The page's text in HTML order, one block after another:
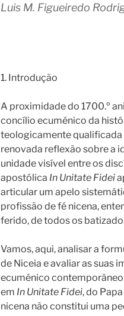
Luis M. Figueiredo
1. Introdução
A proximidade do 1700.º
concílio ecuménico da
teologicamente
renovada reflexão sobre a
unidade visível entre os
apostólica In Unitate Fidei
articular um apelo
profissão de fé nicena,
ferido, de todos os
Vamos, aqui, analisar a
de Niceia e avaliar as suas
ecuménico
em In Unitate Fidei, do
nicena não constitui uma